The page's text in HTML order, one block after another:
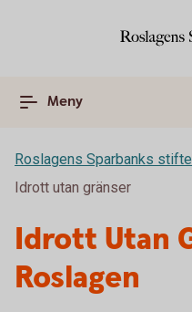
Meny
Roslagens Sparbanks
Idrott utan gränser
Idrott Utan
Roslagen